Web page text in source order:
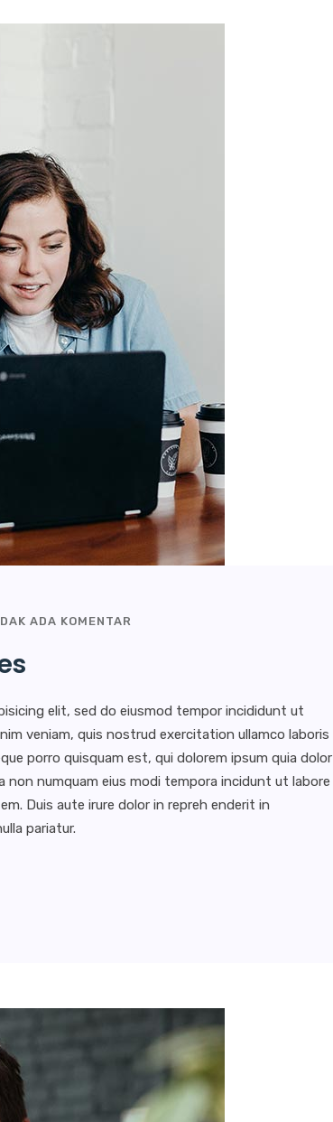
ADA KOMENTAR
elit, sed do eiusmod tempor incididunt ut
veniam, quis nostrud exercitation ullamco laboris
porro quisquam est, qui dolorem ipsum quia dolor
numquam eius modi tempora incidunt ut labore
Duis aute irure dolor in repreh enderit in
pariatur.